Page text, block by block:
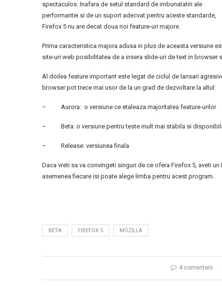
spectaculos. Inafara de setul standard de imbunatatiri ale
performantei si de un suport adecvat pentru aceste standarde,
Firefox 5 nu are decat doua noi feature-uri majore.
Prima caracteristica majora adusa in plus de aceasta versiune
site-uri web posibilitatea de a insera slide-uri de text in browser
Al doilea feature important este legat de ciclul de lansari
browser pot trece mai usor de la un grad de dezvoltare la altul:
– Aurora: o versiune ce etaleaza majoritatea feature-urilor
– Beta: o versiune pentru teste mult mai stabila si
– Release: versiunea finala
Daca vreti sa va convingeti singuri de ce ofera Firefox 5, aveti
asemenea fiecare isi poate alege limba pentru acest program.
BETA FIREFOX 5 MOZILLA
4 comentarii